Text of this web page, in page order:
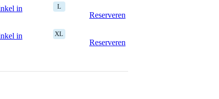
in
L
Reserveren
in
XL
Reserveren